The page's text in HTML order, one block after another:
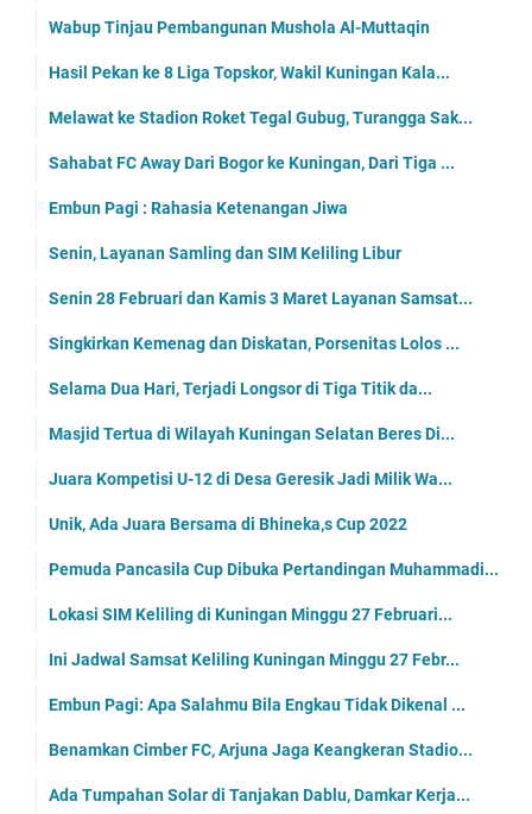
Wabup Tinjau Pembangunan Mushola Al-Muttaqin
Hasil Pekan ke 8 Liga Topskor, Wakil Kuningan Kala...
Melawat ke Stadion Roket Tegal Gubug, Turangga Sak...
Sahabat FC Away Dari Bogor ke Kuningan, Dari Tiga ...
Embun Pagi : Rahasia Ketenangan Jiwa
Senin, Layanan Samling dan SIM Keliling Libur
Senin 28 Februari dan Kamis 3 Maret Layanan Samsat...
Singkirkan Kemenag dan Diskatan, Porsenitas Lolos ...
Selama Dua Hari, Terjadi Longsor di Tiga Titik da...
Masjid Tertua di Wilayah Kuningan Selatan Beres Di...
Juara Kompetisi U-12 di Desa Geresik Jadi Milik Wa...
Unik, Ada Juara Bersama di Bhineka,s Cup 2022
Pemuda Pancasila Cup Dibuka Pertandingan Muhammadi...
Lokasi SIM Keliling di Kuningan Minggu 27 Februari...
Ini Jadwal Samsat Keliling Kuningan Minggu 27 Febr...
Embun Pagi: Apa Salahmu Bila Engkau Tidak Dikenal ...
Benamkan Cimber FC, Arjuna Jaga Keangkeran Stadio...
Ada Tumpahan Solar di Tanjakan Dablu, Damkar Kerja...